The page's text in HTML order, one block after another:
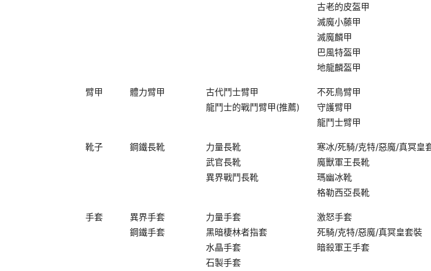
古老的皮盔甲
滅魔小藤甲
滅魔麟甲
巴風特盔甲
地龍麟盔甲
臂甲 體力臂甲
古代鬥士臂甲
龍鬥士的戰鬥臂甲(推薦)
不死鳥臂甲
守護臂甲
龍鬥士臂甲
靴子 鋼鐵長靴
力量長靴
武官長靴
異界戰鬥長靴
寒冰/死騎/克特/惡魔/真冥皇
魔獸軍王長靴
瑪幽冰靴
格勒西亞長靴
手套
異界手套
鋼鐵手套
力量手套
黑暗棲林者指套
水晶手套
石製手套
激怒手套
死騎/克特/惡魔/真冥皇套裝
暗殺軍王手套